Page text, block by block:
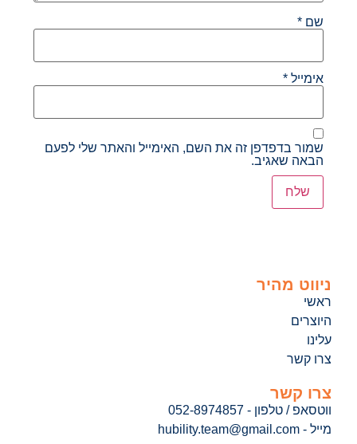
שם*
אימייל*
שמור בדפדפן זה את השם, האימייל והאתר שלי לפעם
הבאה שאגיב.
ניווט מהיר
ראשי
היוצרים
עלינו
צרו קשר
צרו קשר
ווטסאפ / טלפון - 052-8974857
מייל - hubility.team@gmail.com